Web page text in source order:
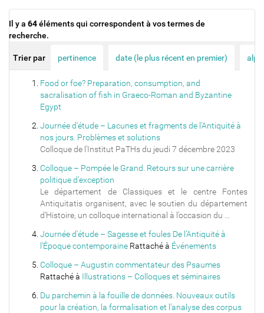
Il y a 64éléments qui correspondent à vos termes de
recherche.
Trier par pertinence date (le plus récent en premier)
Food or foe? Preparation, consumption, and
sacralisation of fish in Graeco-Roman and Byzantine
Egypt
Journée d'étude – Lacunes et fragments de l’Antiquité à
nos jours. Problèmes et solutions
Colloque de l'Institut PaTHs du jeudi 7 décembre 2023
Colloque – Pompée le Grand. Retours sur une carrière
politique d'exception
Le département de Classiques et le centre Fontes
Antiquitatis organisent, avec le soutien du département
d’Histoire, un colloque international à l’occasion du ...
Journée d'étude – Sagesse et foules De l’Antiquité à
l’Époque contemporaine Rattaché à Événements
Colloque – Augustin commentateur des Psaumes
Rattaché à Illustrations – Colloques et séminaires
Du parchemin à la fouille de données. Nouveaux outils
pour la création, la formalisation et l’analyse des corpus